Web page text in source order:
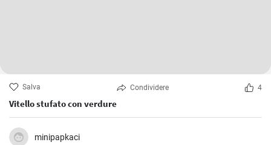
Salva Condividere 4
Vitello stufato con verdure
minipapkaci